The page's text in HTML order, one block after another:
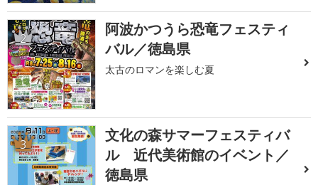
2
阿波かつうら恐竜フェスティ
バル／徳島県
太古のロマンを楽しむ夏
3
文化の森サマーフェスティバ
ル 近代美術館のイベント／
徳島県